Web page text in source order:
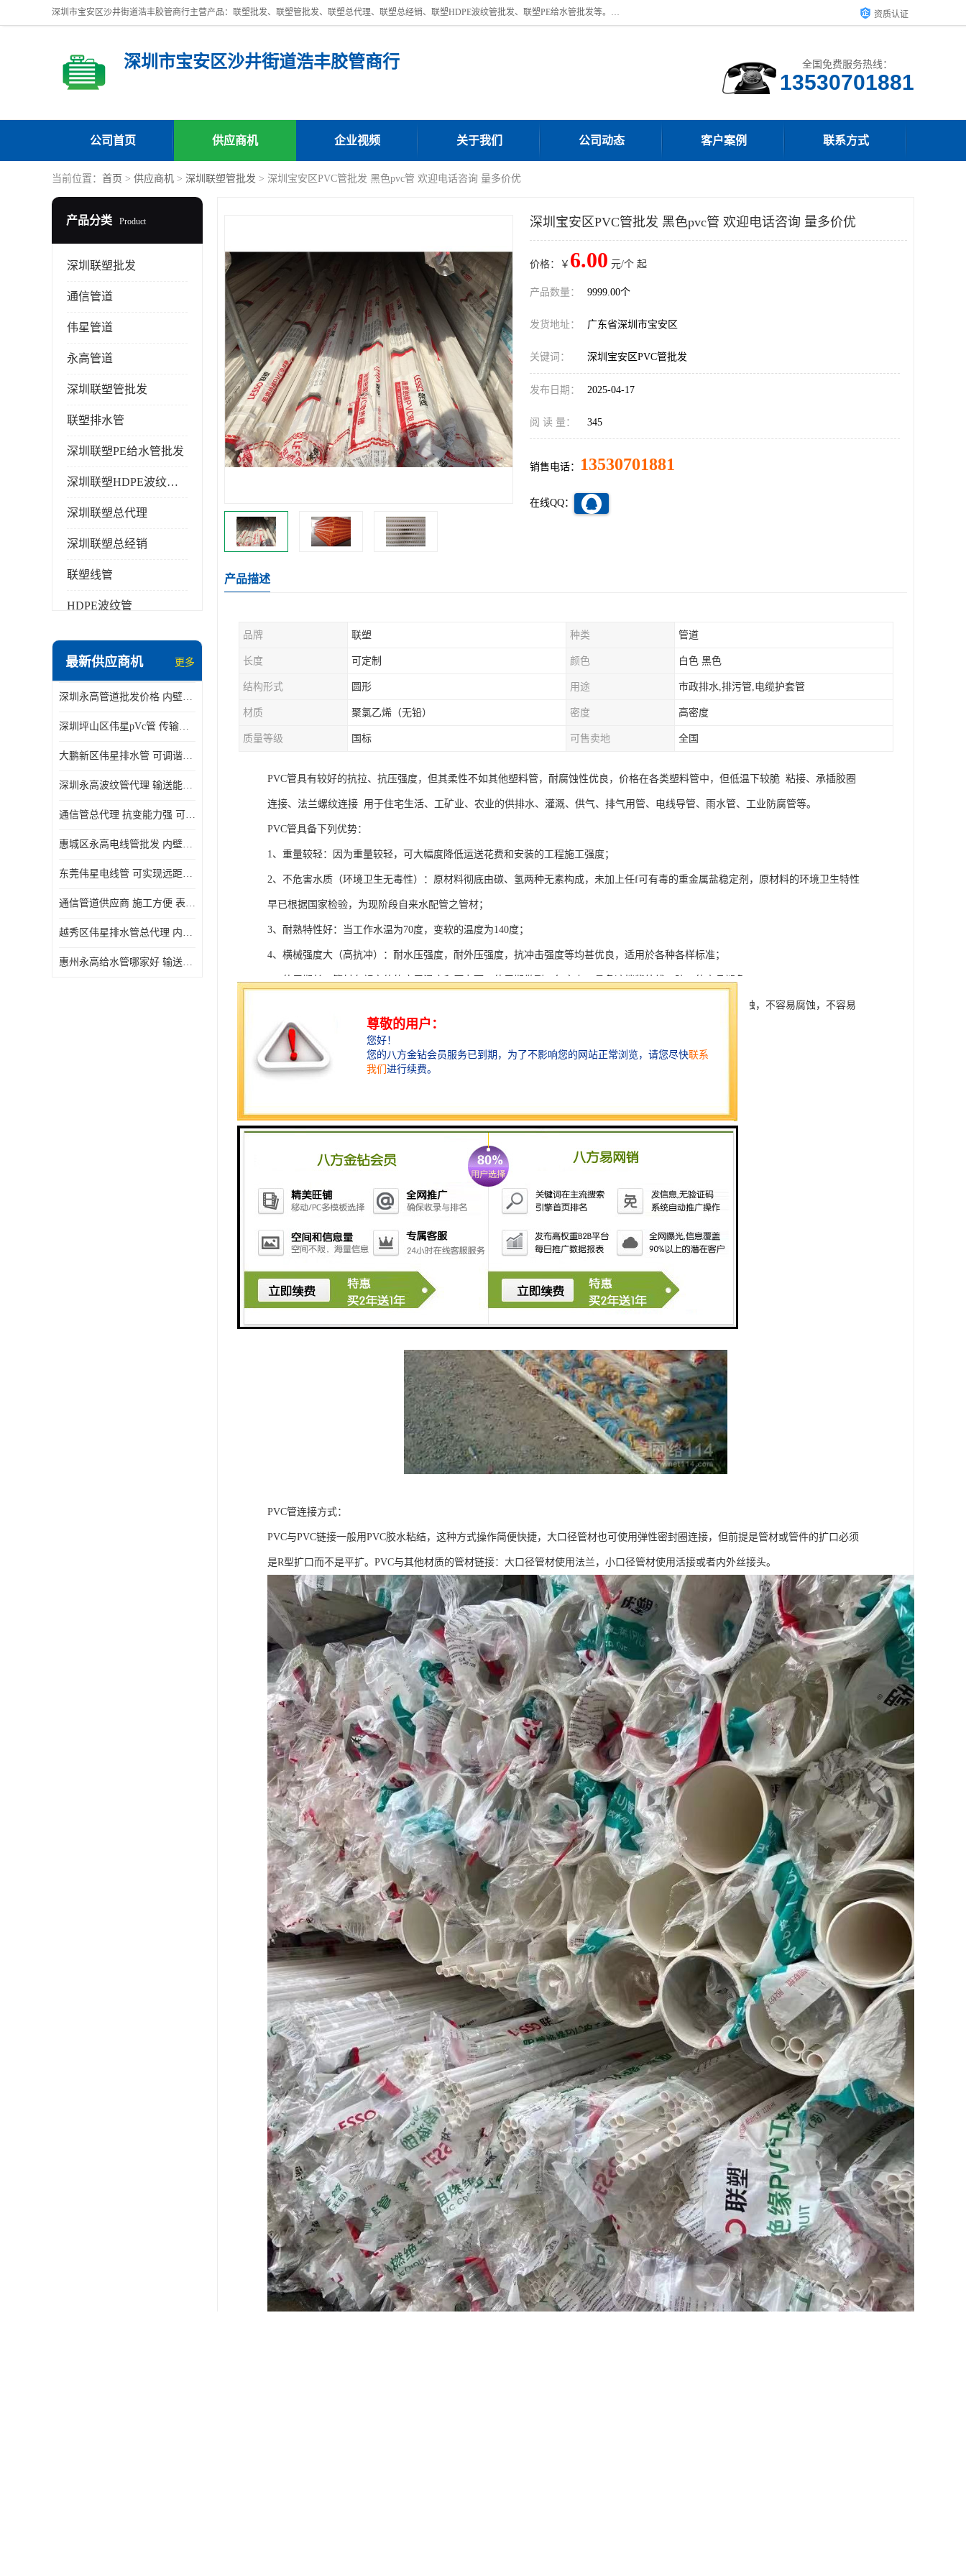
深圳市宝安区沙井街道浩丰胶管商行主营产品：联塑批发、联塑管批发、联塑总代理、联塑总经销、联塑HDPE波纹管批发、联塑PE给水管批发等。凭借服务以及多年的勤奋拼搏，发展成为一家销售各种管材管件，绝缘电工套管及配件等系列产品的贸易公司。公司秉承“顾客至上，锐意进取”的经营理念，坚持“客户至上”原则为广大客户提供的服务。欢迎惠顾！ 资质认证
深圳市宝安区沙井街道浩丰胶管商行 全国免费服务热线：
公司首页 供应商机 企业视频 关于我们 公司动态 客户案例 联系方式
当前位置： 首页 > 供应商机 > 深圳联塑管批发 > 深圳宝安区PVC管批发 黑色pvc管 欢迎电话咨询 量多价优
产品分类 Product
深圳联塑批发
通信管道
伟星管道
永高管道
深圳联塑管批发
联塑排水管
深圳联塑PE给水管批发
深圳联塑HDPE波纹管批发
深圳联塑总代理
深圳联塑总经销
联塑线管
HDPE波纹管
最新供应商机 更多
深圳永高管道批发价格 内壁光滑 抗震性能好
深圳坪山区伟星pVc管 传输损耗小 频率稳定性好
大鹏新区伟星排水管 可调谐性好 大功率 效率高
深圳永高波纹管代理 输送能力强 可以承受高温
通信管总代理 抗变能力强 可耐强震 扭曲
惠城区永高电线管批发 内壁光滑 抗震性能好
东莞伟星电线管 可实现远距离通信 频率稳定性好
通信管道供应商 施工方便 表面电阻系数大
越秀区伟星排水管总代理 内部表面光滑 大功率 效率高
惠州永高给水管哪家好 输送能力强 方便施工和运输
深圳宝安区PVC管批发 黑色pvc管 欢迎电话咨询 量多价优
价格：￥ 6.00 元/个 起
产品数量： 9999.00个
发货地址： 广东省深圳市宝安区
关键词： 深圳宝安区PVC管批发
发布日期： 2025-04-17
阅 读 量： 345
销售电话： 13530701881
在线QQ：
产品描述
品牌 联塑 种类 管道
长度 可定制 颜色 白色 黑色
结构形式 圆形 用途 市政排水,排污管,电缆护套管
材质 聚氯乙烯（无铅） 密度 高密度
质量等级 国标 可售卖地 全国
PVC管具有较好的抗拉、抗压强度，但其柔性不如其他塑料管，耐腐蚀性优良，价格在各类塑料管中，但低温下较脆 粘接、承插胶圈
连接、法兰螺纹连接 用于住宅生活、工矿业、农业的供排水、灌溉、供气、排气用管、电线导管、雨水管、工业防腐管等。
PVC管具备下列优势：
1、重量较轻：因为重量较轻，可大幅度降低运送花费和安装的工程施工强度；
2、不危害水质（环境卫生无毒性）：原材料彻底由碳、氢两种无素构成，未加上任f可有毒的重金属盐稳定剂，原材料的环境卫生特性
早已根据国家检验，为现阶段自来水配管之管材；
3、耐熟特性好：当工作水温为70度，变软的温度为140度；
4、横械强度大（高抗冲）：耐水压强度，耐外压强度，抗冲击强度等均甚优良，适用於各种各样标准；
5、使用期长：管材在额定值的应用温度和压力下，使用期做到50年之上，具备遮挡紫外线、防，使商品褪色；
6、耐蚀性好：除少数氢化剂外，能耐各种化学介质的腐蚀，具备出色的耐酸性、耐碱性、耐蚀性、不容易锈蚀，不容易腐蚀，不容易
滋长，无电化学腐蚀，於化学工业之主要用途颇为合适。
PVC管连接方式：
PVC与PVC链接一般用PVC胶水粘结，这种方式操作简便快捷，大口径管材也可使用弹性密封圈连接，但前提是管材或管件的扩口必须
是R型扩口而不是平扩。PVC与其他材质的管材链接：大口径管材使用法兰，小口径管材使用活接或者内外丝接头。